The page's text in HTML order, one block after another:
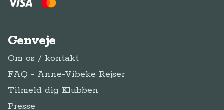
Genveje
Om os / kontakt
FAQ - Anne-Vibeke Rejser
Tilmeld dig Klubben
Presse